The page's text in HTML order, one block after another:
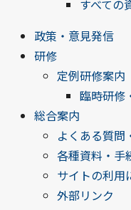
すべての
政策・意見発信
研修
定例研修案内
臨時研修
総合案内
よくある質問
各種資料・手
サイトの利用
外部リンク